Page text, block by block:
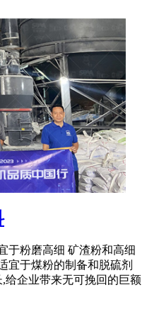
于粉磨高细 矿渣粉和高细
宜于煤粉的制备和脱硫剂
给企业带来无可挽回的巨额